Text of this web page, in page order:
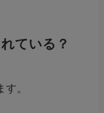
ている？
す。